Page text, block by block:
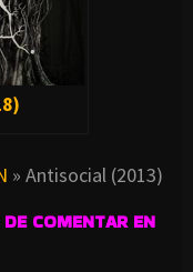
» Antisocial (2013)
COMENTAR EN